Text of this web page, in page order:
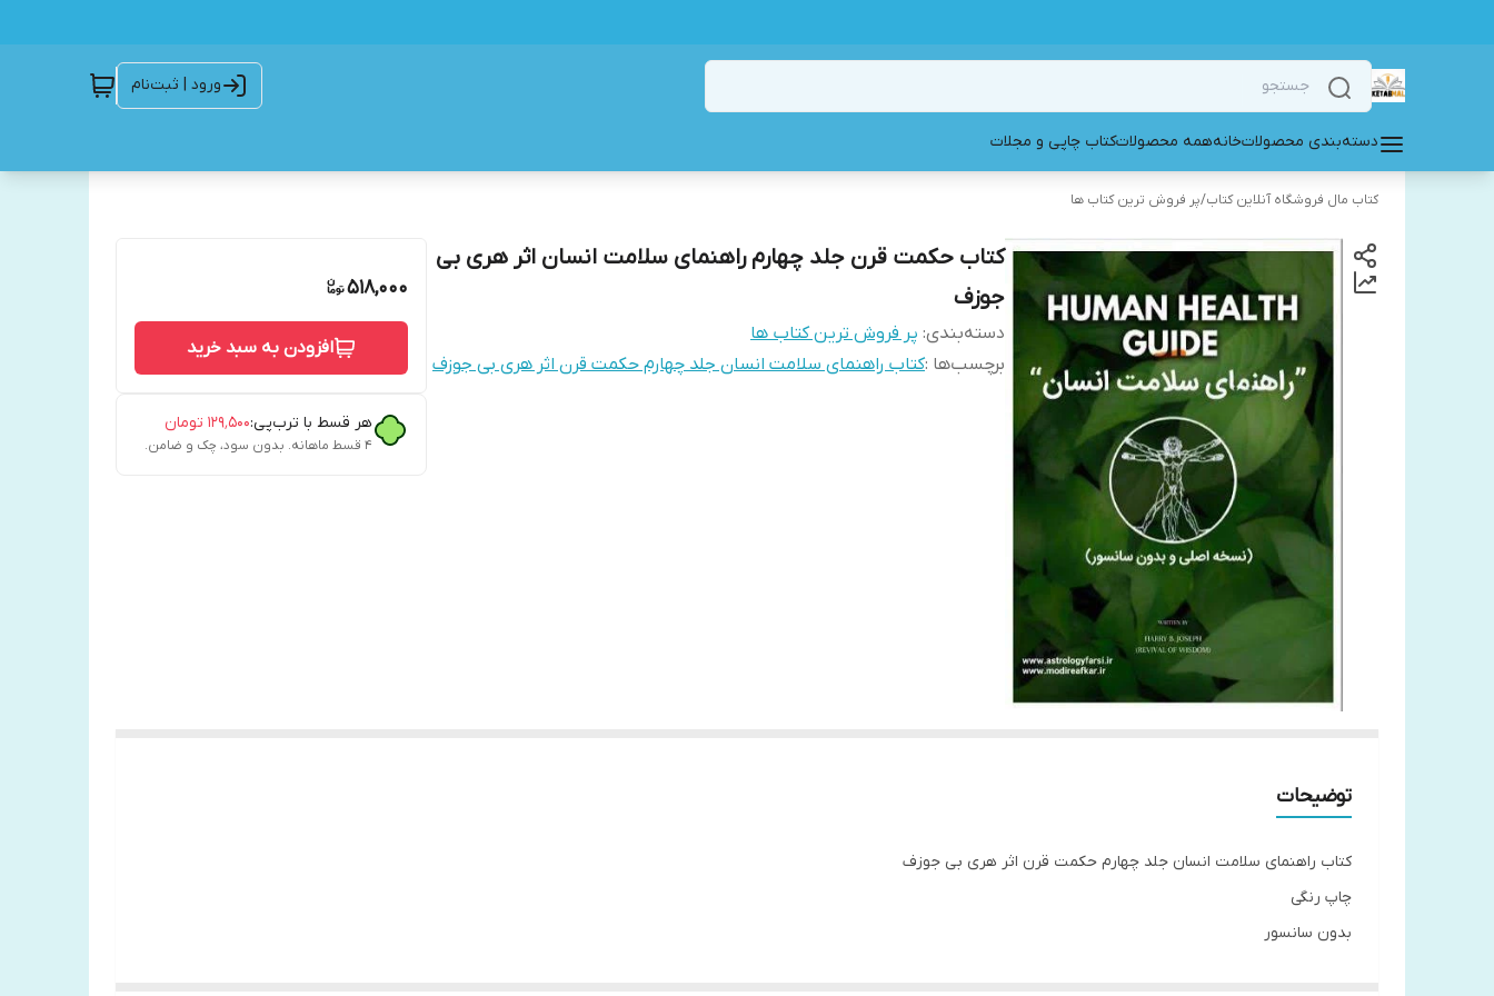
ورود | ثبت‌نام
دسته‌بندی محصولاتخانههمه محصولاتکتاب چاپی و مجلات
کتاب مال فروشگاه آنلاین کتاب/پر فروش ترین کتاب ها
کتاب حکمت قرن جلد چهارم راهنمای سلامت انسان اثر هری بی
جوزف
دسته‌بندی: پر فروش ترین کتاب ها
برچسب‌ها :کتاب راهنمای سلامت انسان جلد چهارم حکمت قرن اثر هری بی جوزف
518,000
افزودن به سبد خرید
هر قسط با ترب‌پی:۱۲۹٬۵۰۰ تومان
۴ قسط ماهانه. بدون سود، چک و ضامن.
توضیحات
کتاب راهنمای سلامت انسان جلد چهارم حکمت قرن اثر هری بی جوزف
چاپ رنگی
بدون سانسور